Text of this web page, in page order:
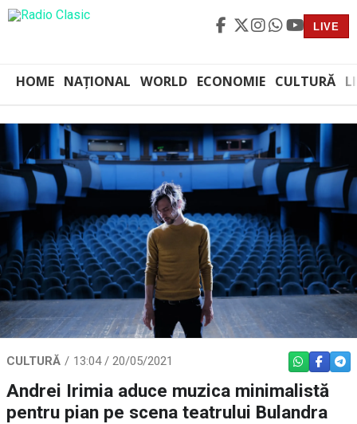
LIVE
HOME NAȚIONAL WORLD ECONOMIE CULTURĂ
CULTURĂ 13:04 / 20/05/2021 WHATSAPP
Andrei Irimia aduce muzica minimalistă
pentru pian pe scena teatrului Bulandra